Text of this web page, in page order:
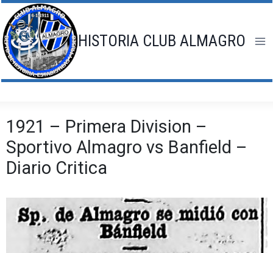
Saltar
al
contenido
HISTORIA CLUB ALMAGRO
1921 – Primera Division –
Sportivo Almagro vs Banfield –
Diario Critica